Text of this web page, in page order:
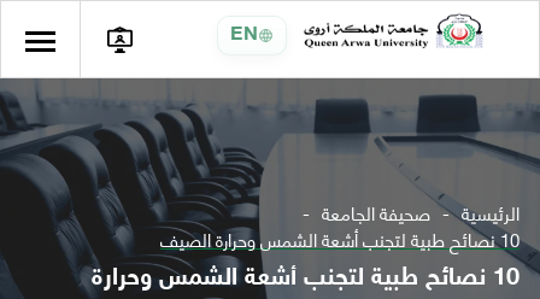
EN
الرئيسية صحيفة الجامعة
10 نصائح طبية لتجنب أشعة الشمس وحرارة الصيف
10 نصائح طبية لتجنب أشعة الشمس وحرارة